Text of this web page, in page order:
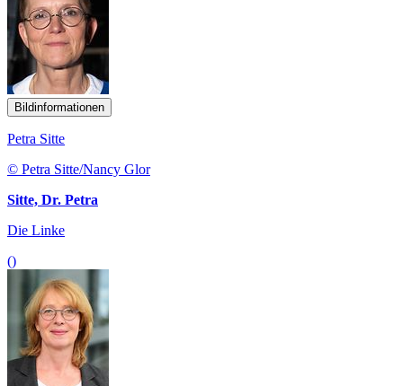
Bildinformationen
Petra Sitte
© Petra Sitte/Nancy Glor
Sitte, Dr. Petra
Die Linke
()